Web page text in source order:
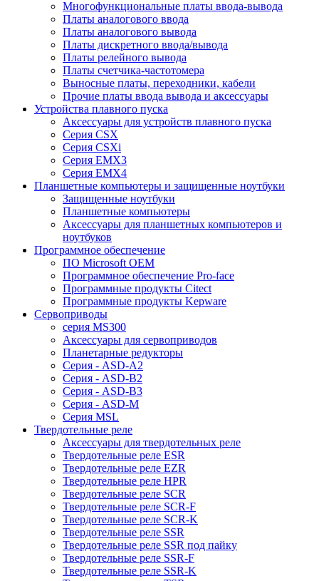
Многофункциональные платы ввода-вывода
Платы аналогового ввода
Платы аналогового вывода
Платы дискретного ввода/вывода
Платы релейного вывода
Платы счетчика-частотомера
Выносные платы, переходники, кабели
Прочие платы ввода вывода и аксессуары
Устройства плавного пуска
Аксессуары для устройств плавного пуска
Серия CSX
Серия CSXi
Серия EMX3
Серия EMX4
Планшетные компьютеры и защищенные ноутбуки
Защищенные ноутбуки
Планшетные компьютеры
Аксессуары для планшетных компьютеров и
ноутбуков
Программное обеспечение
ПО Microsoft OEM
Программное обеспечение Pro-face
Программные продукты Citect
Программные продукты Kepware
Сервоприводы
серия MS300
Аксессуары для сервоприводов
Планетарные редукторы
Серия - ASD-A2
Серия - ASD-B2
Серия - ASD-B3
Серия - ASD-M
Серия MSL
Твердотельные реле
Аксессуары для твердотельных реле
Твердотельные реле ESR
Твердотельные реле EZR
Твердотельные реле HPR
Твердотельные реле SCR
Твердотельные реле SCR-F
Твердотельные реле SCR-K
Твердотельные реле SSR
Твердотельные реле SSR под пайку
Твердотельные реле SSR-F
Твердотельные реле SSR-K